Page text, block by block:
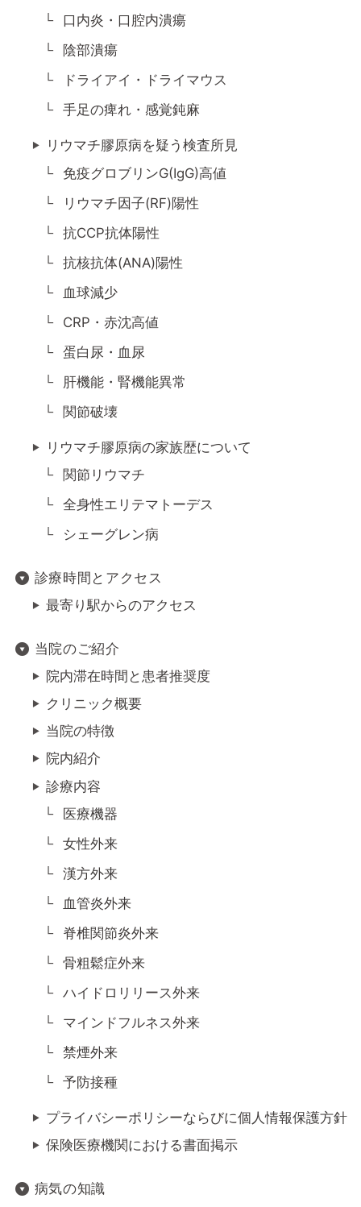
口内炎・口腔内潰瘍
陰部潰瘍
ドライアイ・ドライマウス
手足の痺れ・感覚鈍麻
リウマチ膠原病を疑う検査所見
免疫グロブリンG(IgG)高値
リウマチ因子(RF)陽性
抗CCP抗体陽性
抗核抗体(ANA)陽性
血球減少
CRP・赤沈高値
蛋白尿・血尿
肝機能・腎機能異常
関節破壊
リウマチ膠原病の家族歴について
関節リウマチ
全身性エリテマトーデス
シェーグレン病
診療時間とアクセス
最寄り駅からのアクセス
当院のご紹介
院内滞在時間と患者推奨度
クリニック概要
当院の特徴
院内紹介
診療内容
医療機器
女性外来
漢方外来
血管炎外来
脊椎関節炎外来
骨粗鬆症外来
ハイドロリリース外来
マインドフルネス外来
禁煙外来
予防接種
プライバシーポリシーならびに個人情報保護方針
保険医療機関における書面掲示
病気の知識